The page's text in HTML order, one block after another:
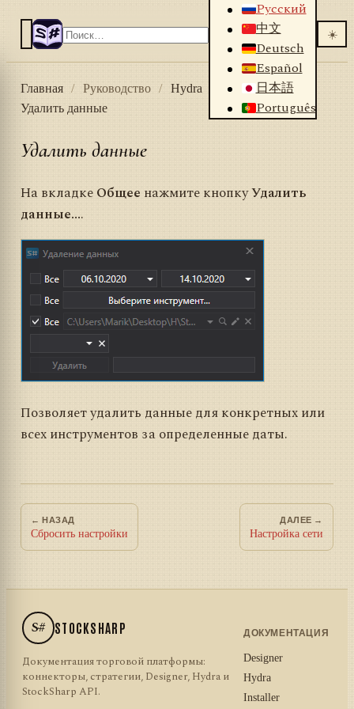
Русский
中文
Deutsch
Español
日本語
Português
☀️
Главная / Руководство / Hydra Настройки
/
Удалить данные
Удалить данные
На вкладкеОбщее нажмите кнопкуУдалить
данные....
Позволяет удалить данные для конкретных или
всех инструментов за определенные даты.
← НАЗАД
Сбросить настройки
ДАЛЕЕ →
Настройка сети
S# STOCKSHARP
Документация торговой платформы:
коннекторы, стратегии, Designer, Hydra и
StockSharp API.
ДОКУМЕНТАЦИЯ
Designer
Hydra
Installer